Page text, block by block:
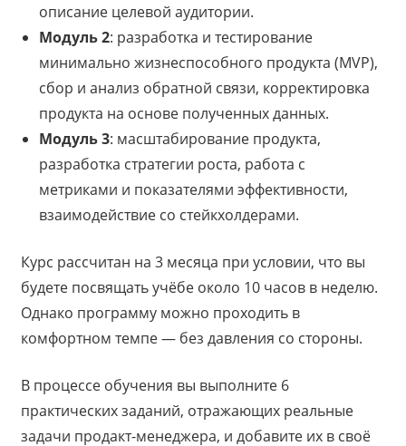
описание целевой аудитории.
Модуль 2: разработка и тестирование
минимально жизнеспособного продукта (MVP),
сбор и анализ обратной связи, корректировка
продукта на основе полученных данных.
Модуль 3: масштабирование продукта,
разработка стратегии роста, работа с
метриками и показателями эффективности,
взаимодействие со стейкхолдерами.
Курс рассчитан на 3 месяца при условии, что вы
будете посвящать учёбе около 10 часов в неделю.
Однако программу можно проходить в
комфортном темпе — без давления со стороны.
В процессе обучения вы выполните 6
практических заданий, отражающих реальные
задачи продакт-менеджера, и добавите их в своё